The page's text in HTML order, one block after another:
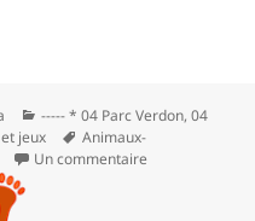
gorges de Saint-Pierre
Catégories
----- * 04 Parc Verdon,04
jeux Mots-
clés
Animaux-
Un commentaire